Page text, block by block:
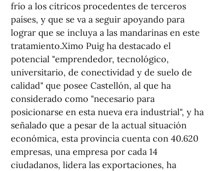
frío a los cítricos procedentes de terceros
países, y que se va a seguir apoyando para
lograr que se incluya a las mandarinas en este
tratamiento.Ximo Puig ha destacado el
potencial "emprendedor, tecnológico,
universitario, de conectividad y de suelo de
calidad" que posee Castellón, al que ha
considerado como "necesario para
posicionarse en esta nueva era industrial", y ha
señalado que a pesar de la actual situación
económica, esta provincia cuenta con 40.620
empresas, una empresa por cada 14
ciudadanos, lidera las exportaciones, ha